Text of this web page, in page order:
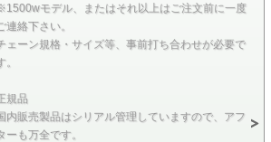
モデル、またはそれ以上はご注文前に一度
連絡下さい。
ェーン規格・サイズ等、事前打ち合わせが必要で
。
規品
内販売製品はシリアル管理していますので、アフ
ーも万全です。